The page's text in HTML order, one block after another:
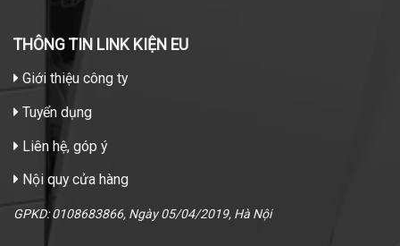
THÔNG TIN LINK KIỆN EU
Giới thiệu công ty
Tuyển dụng
Liên hệ, góp ý
Nội quy cửa hàng
GPKD: 0108683866, Ngày 05/04/2019, Hà Nội